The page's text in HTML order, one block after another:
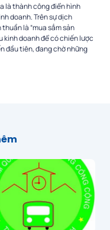
là thành công điển hình
doanh. Trên sự dịch
là “mua sắm sản
kinh doanh để có chiến lược
đầu tiên, đang chờ những